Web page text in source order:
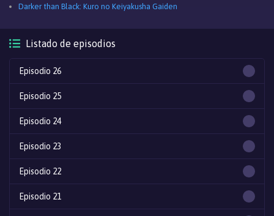
Darker than Black: Kuro no Keiyakusha Gaiden
Listado de episodios
Episodio 26
Episodio 25
Episodio 24
Episodio 23
Episodio 22
Episodio 21